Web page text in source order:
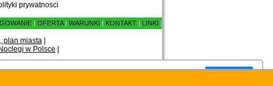
prywatnosci
| OFERTA| WARUNKI | KONTAKT | LINKI |
plan miasta|
Noclegi w Polsce